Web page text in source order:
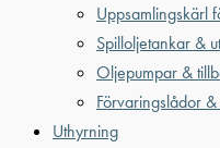
Uppsamlingskärl
Spilloljetankar &
Oljepumpar &
Förvaringslådor
Uthyrning